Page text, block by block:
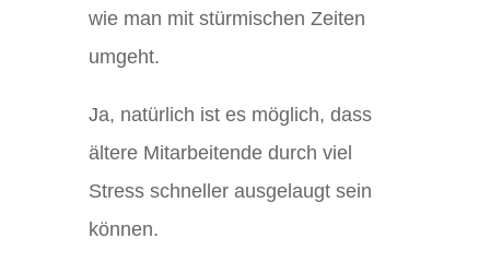
wie man mit stürmischen Zeiten
umgeht.
Ja, natürlich ist es möglich, dass
ältere Mitarbeitende durch viel
Stress schneller ausgelaugt sein
können.